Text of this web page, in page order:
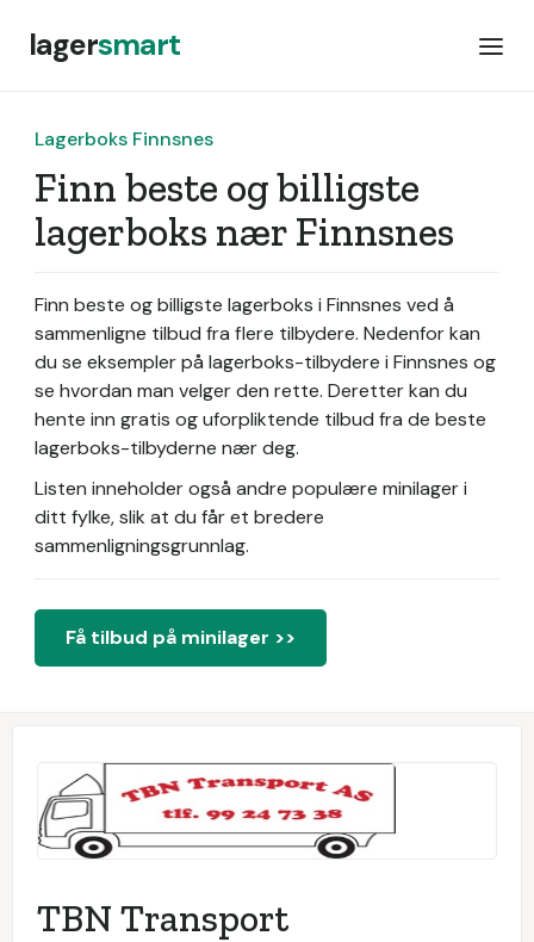
lagersmart
Lagerboks Finnsnes
Finn beste og billigste
lagerboks nær Finnsnes
Finn beste og billigste lagerboks i Finnsnes ved å
sammenligne tilbud fra flere tilbydere. Nedenfor kan
du se eksempler på lagerboks-tilbydere i Finnsnes og
se hvordan man velger den rette. Deretter kan du
hente inn gratis og uforpliktende tilbud fra de beste
lagerboks-tilbyderne nær deg.
Listen inneholder også andre populære minilager i
ditt fylke, slik at du får et bredere
sammenligningsgrunnlag.
Få tilbud på minilager >>
TBN Transport